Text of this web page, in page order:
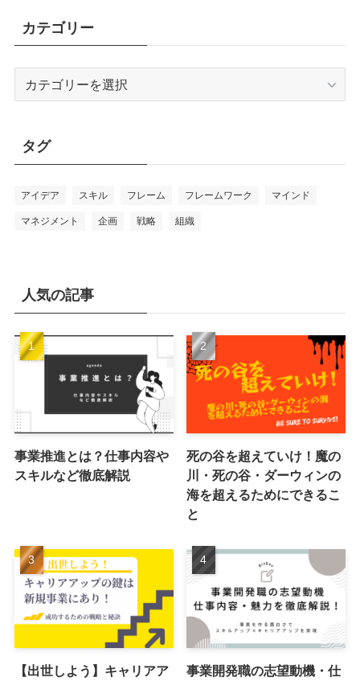
カテゴリー
ー
タグ
アイデア スキル フレーム フレームワーク マインド
マネジメント 企画 戦略 組織
人気の記事
事業推進とは？仕事内容や
スキルなど徹底解説
死の谷を超えていけ！魔の
川・死の谷・ダーウィンの
海を超えるためにできるこ
と
【出世しよう】キャリアア
事業開発職の志望動機・仕